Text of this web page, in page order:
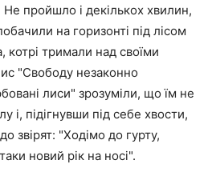
пройшло і декількох хвилин,
на горизонті під лісом
котрі тримали над своїми
"Свободу незаконно
лиси" зрозуміли, що їм не
і, підігнувши під себе хвости,
звірят: "Ходімо до гурту,
новий рік на носі".